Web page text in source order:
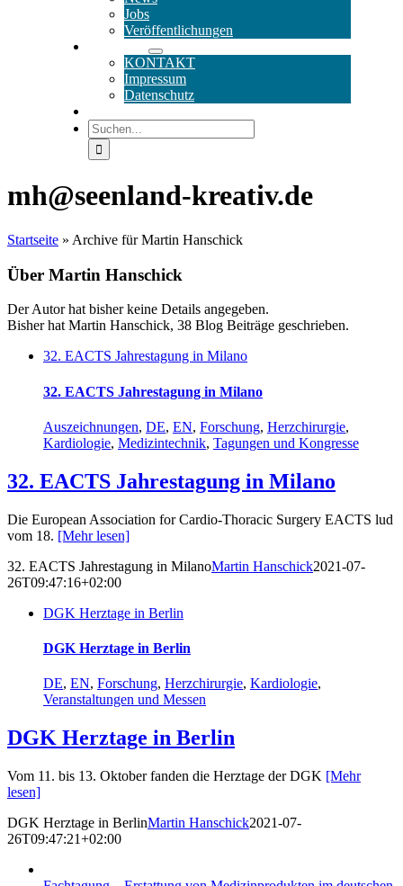
Jobs
Veröffentlichungen
KONTAKT
Impressum
Datenschutz
Suche
nach:
mh@seenland-kreativ.de
Startseite » Archive für Martin Hanschick
Über Martin Hanschick
Der Autor hat bisher keine Details angegeben.
Bisher hat Martin Hanschick, 38 Blog Beiträge geschrieben.
32. EACTS Jahrestagung in Milano
32. EACTS Jahrestagung in Milano
Auszeichnungen, DE, EN, Forschung, Herzchirurgie,
Kardiologie, Medizintechnik, Tagungen und Kongresse
32. EACTS Jahrestagung in Milano
Die European Association for Cardio-Thoracic Surgery EACTS lud
vom 18. [Mehr lesen]
32. EACTS Jahrestagung in MilanoMartin Hanschick2021-07-
26T09:47:16+02:00
DGK Herztage in Berlin
DGK Herztage in Berlin
DE, EN, Forschung, Herzchirurgie, Kardiologie,
Veranstaltungen und Messen
DGK Herztage in Berlin
Vom 11. bis 13. Oktober fanden die Herztage der DGK [Mehr
lesen]
DGK Herztage in BerlinMartin Hanschick2021-07-
26T09:47:21+02:00